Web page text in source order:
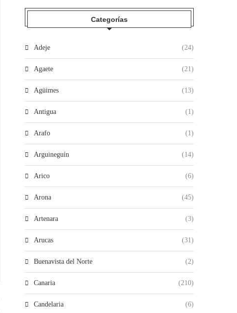
Categorías
Adeje (24)
Agaete (21)
Agüimes (13)
Antigua (1)
Arafo (1)
Arguineguín (14)
Arico (6)
Arona (45)
Artenara (3)
Arucas (31)
Buenavista del Norte (2)
Canaria (210)
Candelaria (6)